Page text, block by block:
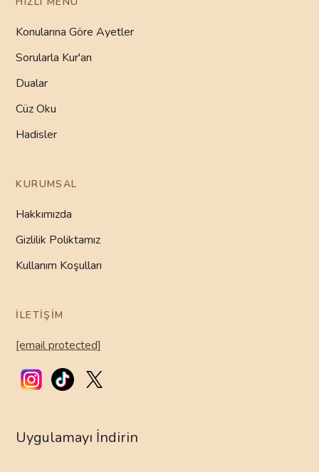
Konularına Göre Ayetler
Sorularla Kur'an
Dualar
Cüz Oku
Hadisler
KURUMSAL
Hakkımızda
Gizlilik Poliktamız
Kullanım Koşulları
İLETIŞIM
[email protected]
Uygulamayı İndirin